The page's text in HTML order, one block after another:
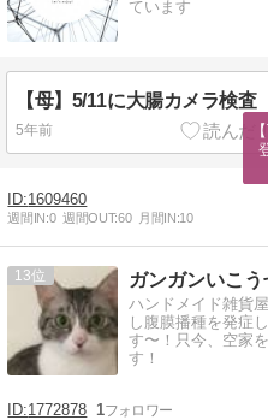
ています
【母】5/11に大腸カメラ検査
5年前
1609460
週間IN:0 週間OUT:60 月間IN:10
13 ガンガンいこう
ハンドメイド雑貨
し腹膜播種を発症
す〜！只今、空家
す！
1772878 1